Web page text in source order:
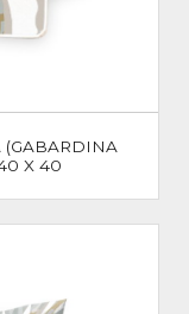
(GABARDINA
X 40